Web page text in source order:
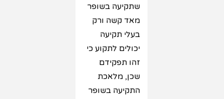
שתקיעה בשופר
מאד קשה ורק
בעלי תקיעה
יכולים לתקוע כי
זהו תפקידם
שכן, מלאכת
התקיעה בשופר